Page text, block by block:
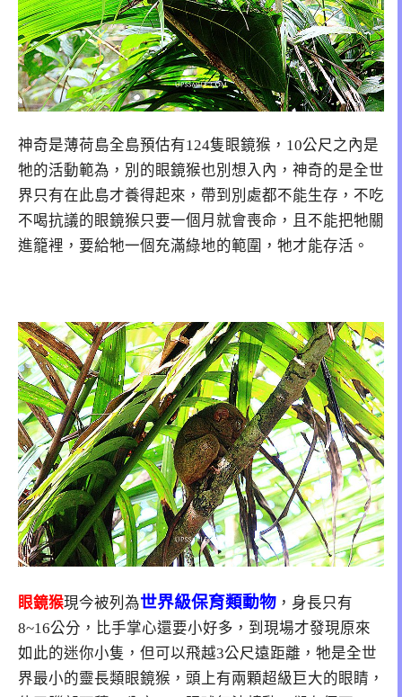
神奇是薄荷島全島預估有124隻眼鏡猴，10公尺之內是
牠的活動範為，別的眼鏡猴也別想入內，神奇的是全世
界只有在此島才養得起來，帶到別處都不能生存，不吃
不喝抗議的眼鏡猴只要一個月就會喪命，且不能把牠關
進籠裡，要給牠一個充滿綠地的範圍，牠才能存活。
眼鏡猴現今被列為世界級保育類動物 ，身長只有
8~16公分，比手掌心還要小好多，到現場才發現原來
如此的迷你小隻，但可以飛越3公尺遠距離，牠是全世
界最小的靈長類眼鏡猴，頭上有兩顆超級巨大的眼睛，